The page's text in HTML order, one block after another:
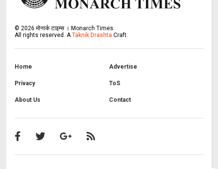
© 2026 मोनार्क टाइम्स । Monarch Times
All rights reserved.
ATaknik Drashta Craft.
Home Advertise
Privacy ToS
About Us Contact